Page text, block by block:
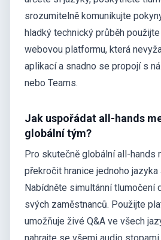
srozumitelně komunikujte
hladký technický průběh
webovou platformu, která
aplikací a snadno se propojí s
nebo Teams.
Jak uspořádat all-hands
globální tým?
Pro skutečně globální all-hands
překročit hranice jednoho jazyka
Nabídněte simultánní tlumočení
svých zaměstnanců. Použijte
umožňuje živé Q&A ve všech